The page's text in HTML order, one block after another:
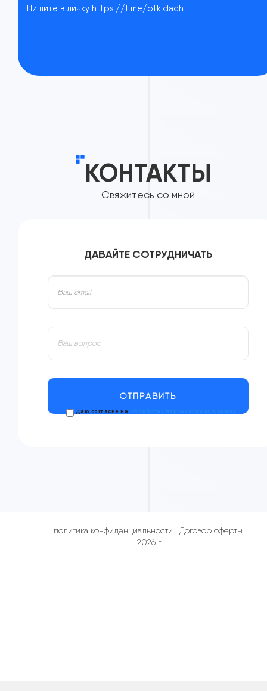
Пишите в личку https://t.me/otkidach
КОНТАКТЫ
Свяжитесь со мной
ДАВАЙТЕ СОТРУДНИЧАТЬ
Даю согласие на
политика конфиденциальности | Договор оферты
|2026 г